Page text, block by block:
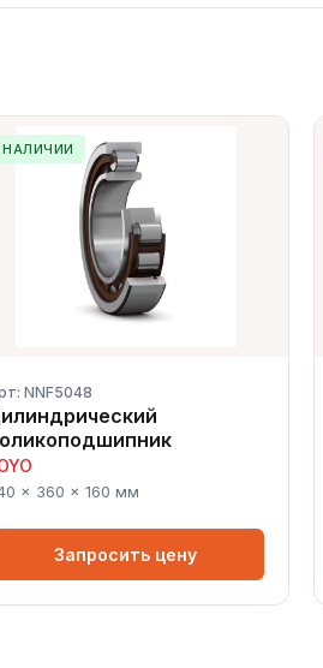
НАЛИЧИИ
NNF5048
× 360 × 160 мм
Запросить цену